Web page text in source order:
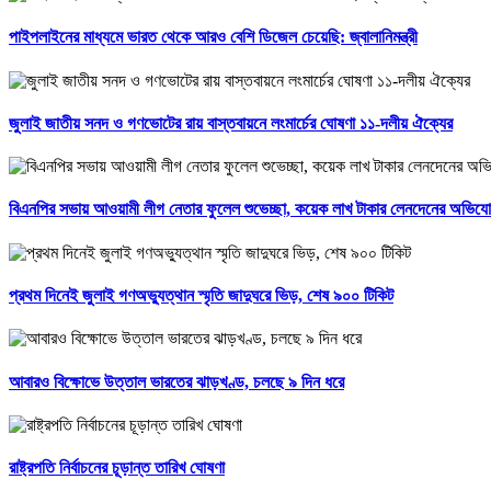
পাইপলাইনের মাধ্যমে ভারত থেকে আরও বেশি ডিজেল চেয়েছি: জ্বালানিমন্ত্রী
জুলাই জাতীয় সনদ ও গণভোটের রায় বাস্তবায়নে লংমার্চের ঘোষণা ১১-দলীয় ঐক্যের
বিএনপির সভায় আওয়ামী লীগ নেতার ফুলেল শুভেচ্ছা, কয়েক লাখ টাকার লেনদেনের
প্রথম দিনেই জুলাই গণঅভ্যুত্থান স্মৃতি জাদুঘরে ভিড়, শেষ ৯০০ টিকিট
আবারও বিক্ষোভে উত্তাল ভারতের ঝাড়খণ্ড, চলছে ৯ দিন ধরে
রাষ্ট্রপতি নির্বাচনের চূড়ান্ত তারিখ ঘোষণা